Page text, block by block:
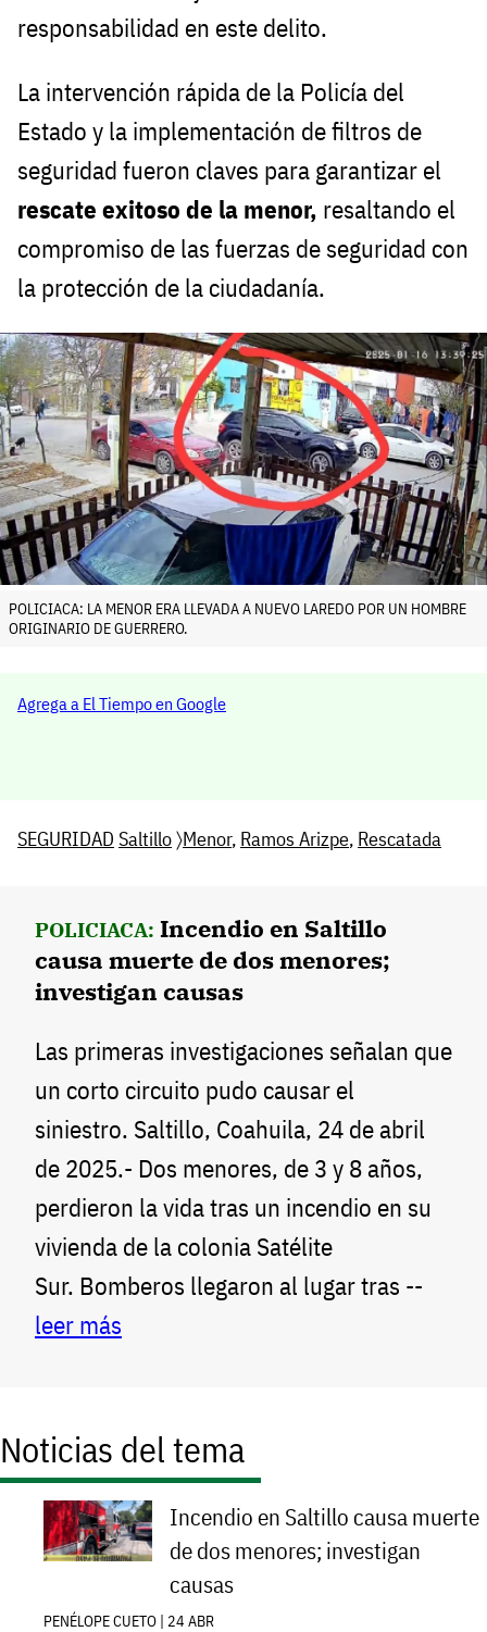
responsabilidad en este delito.
La intervención rápida de la Policía del
Estado y la implementación de filtros de
seguridad fueron claves para garantizar el
rescate exitoso de la menor, resaltando el
compromiso de las fuerzas de seguridad con
la protección de la ciudadanía.
POLICIACA: LA MENOR ERA LLEVADA A NUEVO LAREDO POR UN HOMBRE
ORIGINARIO DE GUERRERO.
Agrega a El Tiempo en Google
SEGURIDAD Saltillo〉Menor, Ramos Arizpe, Rescatada
POLICIACA: Incendio en Saltillo
causa muerte de dos menores;
investigan causas
Las primeras investigaciones señalan que
un corto circuito pudo causar el
siniestro. Saltillo, Coahuila, 24 de abril
de 2025.- Dos menores, de 3 y 8 años,
perdieron la vida tras un incendio en su
vivienda de la colonia Satélite
Sur. Bomberos llegaron al lugar tras --
leer más
Noticias del tema
Incendio en Saltillo causa muerte
de dos menores; investigan
causas
PENÉLOPE CUETO | 24 ABR